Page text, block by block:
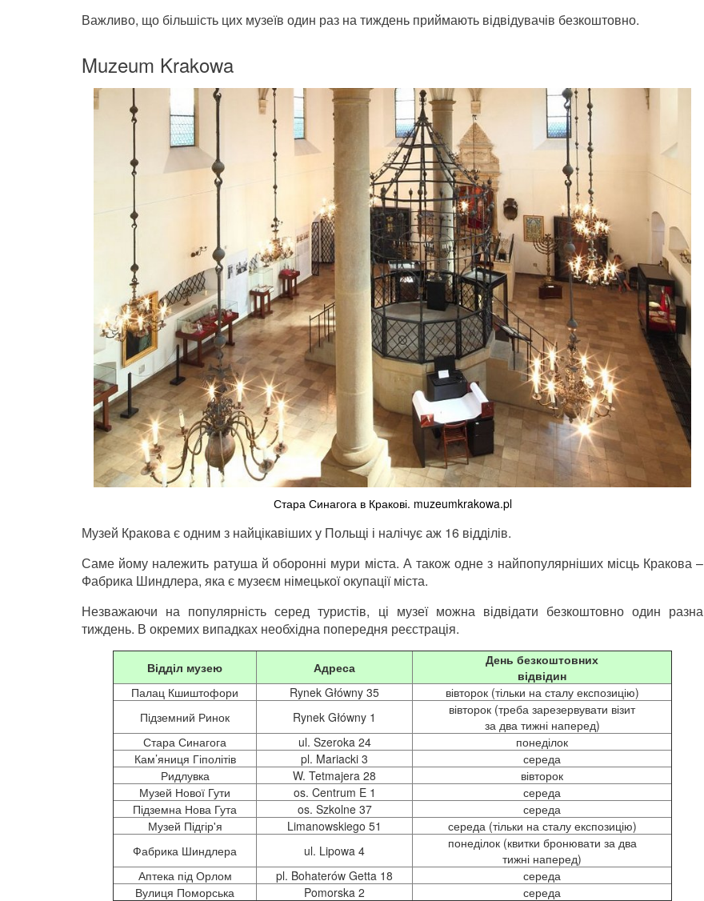
Важливо, що більшість цих музеїв один раз на тиждень приймають відвідувачів безкоштовно.
Muzeum Krakowa
Стара Синагога в Кракові. muzeumkrakowa.pl
Музей Кракова є одним з найцікавіших у Польщі і налічує аж 16 відділів.
Саме йому належить ратуша й оборонні мури міста. А також одне з найпопулярніших місць Кракова –
Фабрика Шиндлера, яка є музеєм німецької окупації міста.
Незважаючи на популярність серед туристів, ці музеї можна відвідати безкоштовно один разна
тиждень. В окремих випадках необхідна попередня реєстрація.
Відділ музею Адреса
День безкоштовних
відвідин
Палац Кшиштофори
Rynek Główny 35
вівторок (тільки на сталу експозицію)
Підземний Ринок
Rynek Główny 1
вівторок (треба зарезервувати візит
за два тижні наперед)
Стара Синагога
ul. Szeroka 24
понеділок
Кам’яниця Гіполітів
pl. Mariacki 3
середа
Ридлувка
W. Tetmajera 28
вівторок
Музей Нової Гути
os. Centrum E 1
середа
Підземна Нова Гута
os. Szkolne 37
середа
Музей Підгір'я
Limanowskiego 51
середа (тільки на сталу експозицію)
Фабрика Шиндлера
ul. Lipowa 4
понеділок (квитки бронювати за два
тижні наперед)
Аптека під Орлом
pl. Bohaterów Getta 18
середа
Вулиця Поморська
Pomorska 2 середа